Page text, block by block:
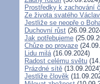
Prostředky k zachování
Ze života svatého
Jestliže se neopře o
Duchovní růst
Jak potřebujeme
Chůze po provaze
Lidu milá(16.09.2024)
Radost celému světu
Prázdné sítě
Jestliže člověk